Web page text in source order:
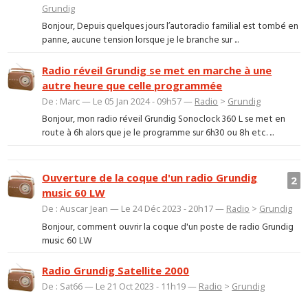
Grundig
Bonjour, Depuis quelques jours l’autoradio familial est tombé en
panne, aucune tension lorsque je le branche sur ...
Radio réveil Grundig se met en marche à une
autre heure que celle programmée
De : Marc — Le 05 Jan 2024 - 09h57 — Radio > Grundig
Bonjour, mon radio réveil Grundig Sonoclock 360 L se met en
route à 6h alors que je le programme sur 6h30 ou 8h etc. ...
2
Ouverture de la coque d'un radio Grundig
music 60 LW
De : Auscar Jean — Le 24 Déc 2023 - 20h17 — Radio > Grundig
Bonjour, comment ouvrir la coque d'un poste de radio Grundig
music 60 LW
Radio Grundig Satellite 2000
De : Sat66 — Le 21 Oct 2023 - 11h19 — Radio > Grundig